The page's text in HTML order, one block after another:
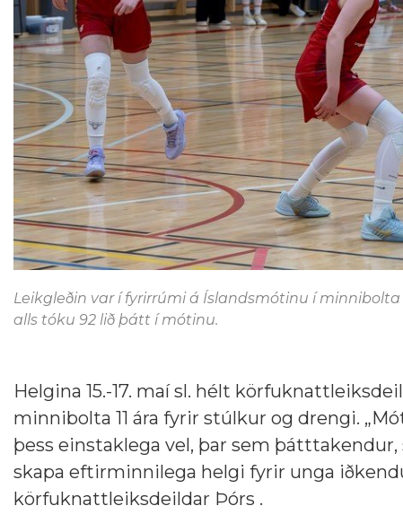
Leikgleðin var í fyrirrúmi á Íslandsmótinu í
alls tóku 92 lið þátt í mótinu.
Helgina 15.-17. maí sl. hélt
minnibolta 11 ára fyrir stúlkur og drengi.
þess einstaklega vel, þar sem
skapa eftirminnilega helgi fyrir unga
körfuknattleiksdeildar Þórs .